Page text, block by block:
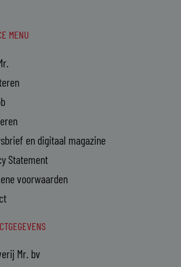
MENU
en digitaal magazine
Statement
voorwaarden
Mr. bv